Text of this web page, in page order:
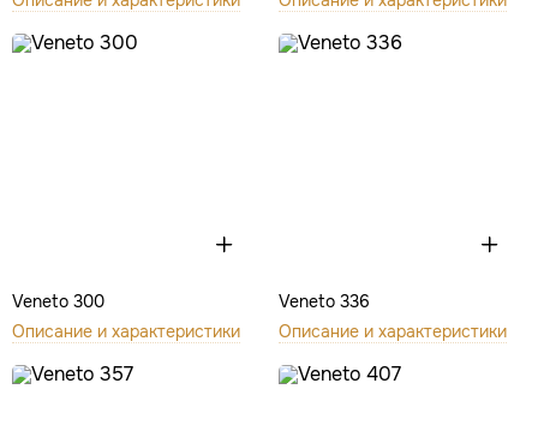
Veneto 300
Описание и характеристики
Veneto 336
Описание и характеристики